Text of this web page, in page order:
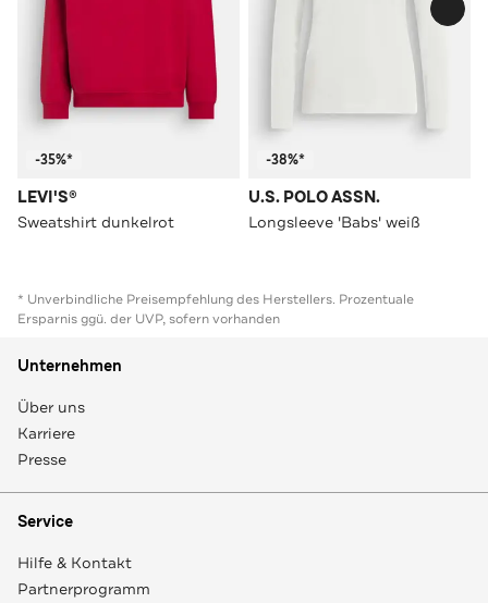
-35%*
LEVI'S®
Sweatshirt dunkelrot
-38%*
U.S. POLO ASSN.
Longsleeve 'Babs' weiß
* Unverbindliche Preisempfehlung des Herstellers. Prozentuale
Ersparnis ggü. der UVP, sofern vorhanden
Unternehmen
Über uns
Karriere
Presse
Service
Hilfe & Kontakt
Partnerprogramm